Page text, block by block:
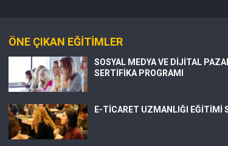
ÖNE ÇIKAN EĞİTİMLER
SOSYAL MEDYA VE DİJİTAL
SERTİFİKA PROGRAMI
E-TİCARET UZMANLIĞI EĞİTİMİ